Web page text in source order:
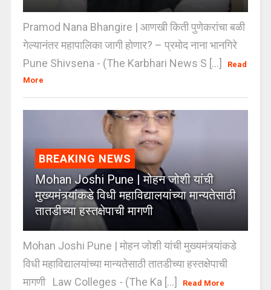
Pramod Nana Bhangire | आणखी किती पुणेकरांचा बळी
गेल्यानंतर महापालिका जागी होणार? – प्रमोद नाना भानगिरे
Pune Shivsena - (The Karbhari News S [...]
Read
More
BREAKING NEWS
Mohan Joshi Pune | मोहन जोशी यांची
मुख्यमंत्र्यांकडे विधी महाविद्यालयांच्या मान्यतेसाठी
तातडीच्या हस्तक्षेपाची मागणी
Mohan Joshi Pune | मोहन जोशी यांची मुख्यमंत्र्यांकडे
विधी महाविद्यालयांच्या मान्यतेसाठी तातडीच्या हस्तक्षेपाची
मागणी Law Colleges - (The Ka [...]
Read More